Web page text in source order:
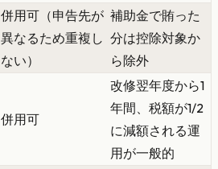
併用可（申告先が
異なるため重複し
ない）
補助金で賄った
分は控除対象か
ら除外
併用可
改修翌年度から1
年間、税額が1/2
に減額される運
用が一般的